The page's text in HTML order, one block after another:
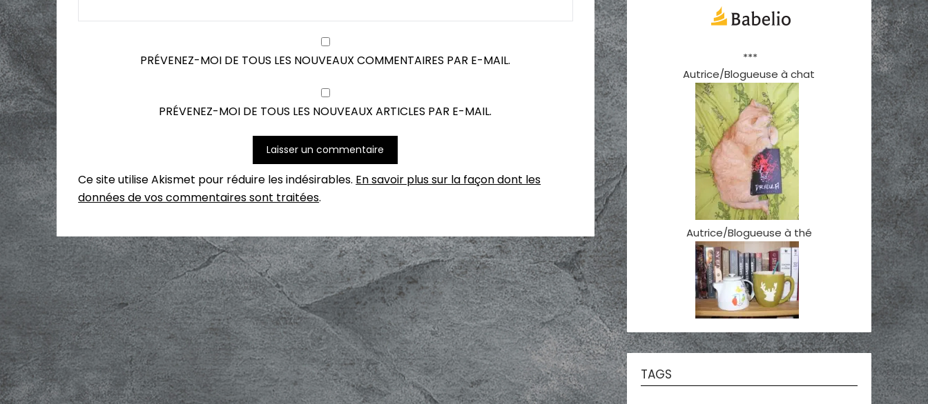
PRÉVENEZ-MOI DE TOUS LES NOUVEAUX COMMENTAIRES PAR E-MAIL.
PRÉVENEZ-MOI DE TOUS LES NOUVEAUX ARTICLES PAR E-MAIL.
Ce site utilise Akismet pour réduire les indésirables. En savoir plus sur la façon dont les
données de vos commentaires sont traitées.
***
Autrice/Blogueuse à chat
Autrice/Blogueuse à thé
TAGS